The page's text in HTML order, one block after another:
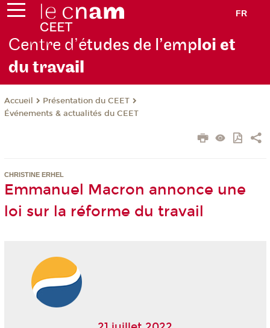
FR
Centre d’études de l’emploi et
du travail
Accueil
Présentation du CEET
Événements & actualités du CEET
CHRISTINE ERHEL
Emmanuel Macron annonce une
loi sur la réforme du travail